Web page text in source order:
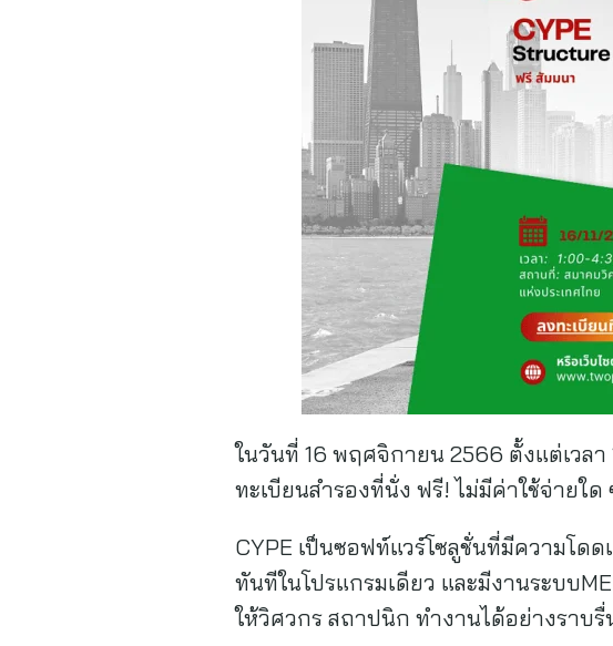
ในวันที่ 16 พฤศจิกายน 2566 ตั้งแต่เวล
ทะเบียนสำรองที่นั่ง ฟรี! ไม่มีค่าใช้จ่ายใด
CYPE เป็นซอฟท์แวร์โซลูชั่นที่มีความโด
ทันทีในโปรแกรมเดียว และมีงานระบบ
ให้วิศวกร สถาปนิก ทำงานได้อย่างราบรื่